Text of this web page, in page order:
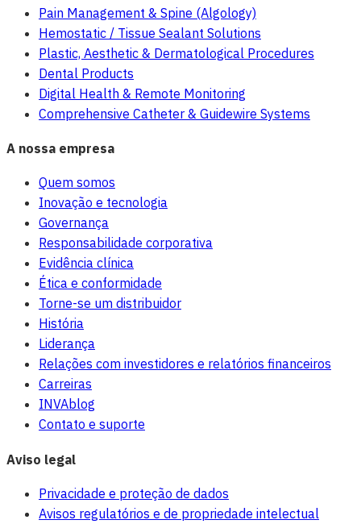
Pain Management & Spine (Algology)
Hemostatic / Tissue Sealant Solutions
Plastic, Aesthetic & Dermatological Procedures
Dental Products
Digital Health & Remote Monitoring
Comprehensive Catheter & Guidewire Systems
A nossa empresa
Quem somos
Inovação e tecnologia
Governança
Responsabilidade corporativa
Evidência clínica
Ética e conformidade
Torne-se um distribuidor
História
Liderança
Relações com investidores e relatórios financeiros
Carreiras
INVAblog
Contato e suporte
Aviso legal
Privacidade e proteção de dados
Avisos regulatórios e de propriedade intelectual